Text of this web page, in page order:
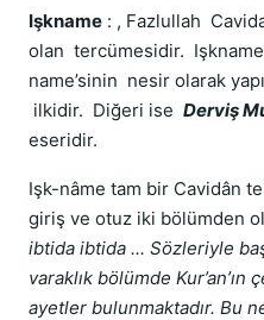
Işkname : , Fazlullah
olan tercümesidir. Işkname,
name’sinin nesir olarak
ilkidir. Diğeri ise Derviş
eseridir.
Işk-nâme tam bir Cavidân
giriş ve otuz iki bölümden
ibtida ibtida ... Sözleriyle
varaklık bölümde
ayetler bulunmaktadır. Bu